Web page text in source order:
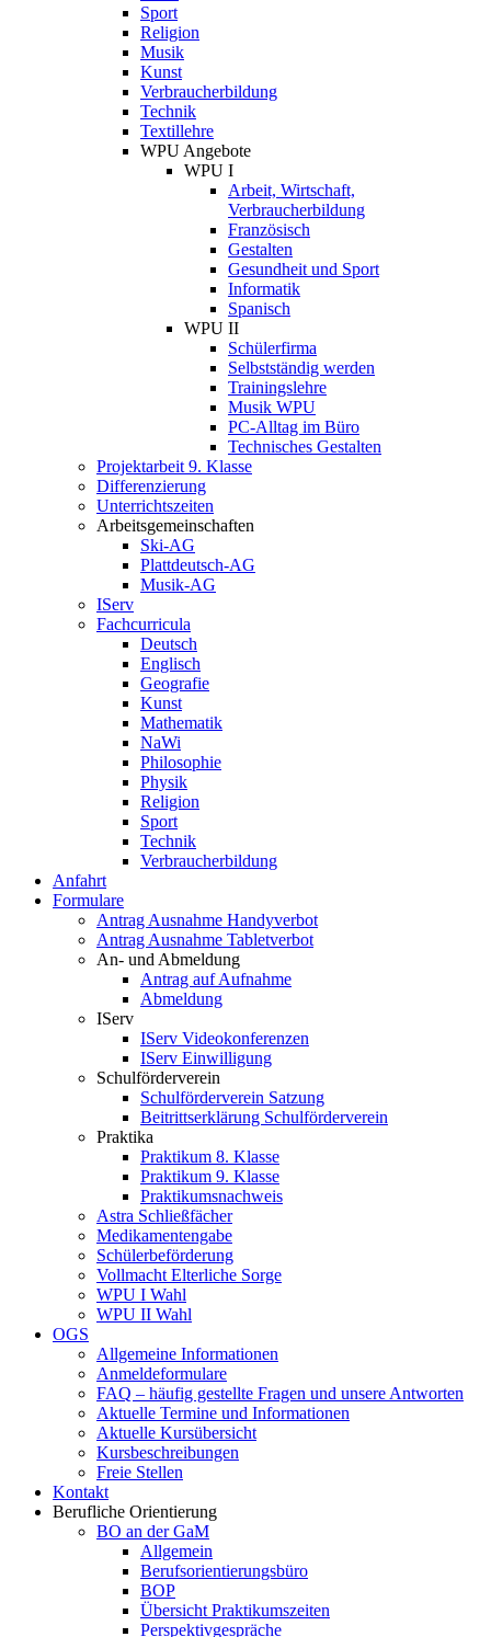
Sport
Religion
Musik
Kunst
Verbraucherbildung
Technik
Textillehre
WPU Angebote
WPU I
Arbeit, Wirtschaft,
Verbraucherbildung
Französisch
Gestalten
Gesundheit und Sport
Informatik
Spanisch
WPU II
Schülerfirma
Selbstständig werden
Trainingslehre
Musik WPU
PC-Alltag im Büro
Technisches Gestalten
Projektarbeit 9. Klasse
Differenzierung
Unterrichtszeiten
Arbeitsgemeinschaften
Ski-AG
Plattdeutsch-AG
Musik-AG
IServ
Fachcurricula
Deutsch
Englisch
Geografie
Kunst
Mathematik
NaWi
Philosophie
Physik
Religion
Sport
Technik
Verbraucherbildung
Anfahrt
Formulare
Antrag Ausnahme Handyverbot
Antrag Ausnahme Tabletverbot
An- und Abmeldung
Antrag auf Aufnahme
Abmeldung
IServ
IServ Videokonferenzen
IServ Einwilligung
Schulförderverein
Schulförderverein Satzung
Beitrittserklärung Schulförderverein
Praktika
Praktikum 8. Klasse
Praktikum 9. Klasse
Praktikumsnachweis
Astra Schließfächer
Medikamentengabe
Schülerbeförderung
Vollmacht Elterliche Sorge
WPU I Wahl
WPU II Wahl
OGS
Allgemeine Informationen
Anmeldeformulare
FAQ – häufig gestellte Fragen und unsere Antworten
Aktuelle Termine und Informationen
Aktuelle Kursübersicht
Kursbeschreibungen
Freie Stellen
Kontakt
Berufliche Orientierung
BO an der GaM
Allgemein
Berufsorientierungsbüro
BOP
Übersicht Praktikumszeiten
Perspektivgespräche